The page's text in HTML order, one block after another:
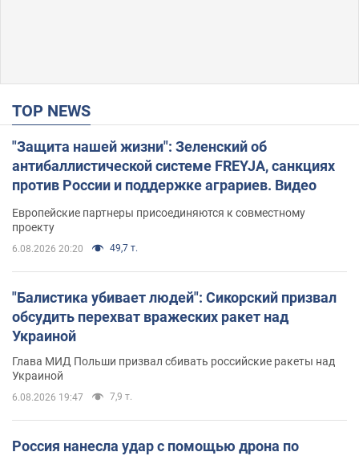
TOP NEWS
"Защита нашей жизни": Зеленский об
антибаллистической системе FREYJA, санкциях
против России и поддержке аграриев. Видео
Европейские партнеры присоединяются к совместному
проекту
6.08.2026 20:20 49,7 т.
"Балистика убивает людей": Сикорский призвал
обсудить перехват вражеских ракет над
Украиной
Глава МИД Польши призвал сбивать российские ракеты над
Украиной
6.08.2026 19:47 7,9 т.
Россия нанесла удар с помощью дрона по